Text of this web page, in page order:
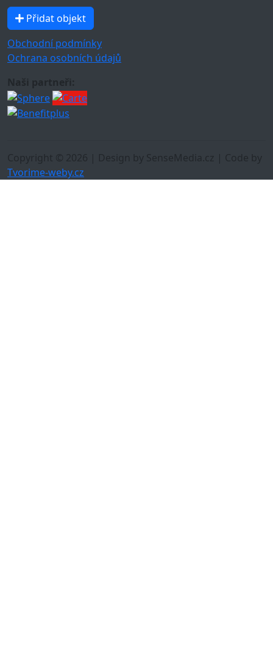
Přidat objekt
Obchodní podmínky
Ochrana osobních údajů
Naši partneři:
Copyright © 2026 | Design by SenseMedia.cz | Code by
Tvorime-weby.cz